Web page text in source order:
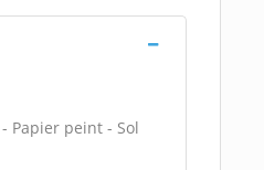
Papier peint - Sol